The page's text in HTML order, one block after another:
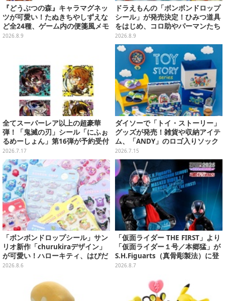
『どうぶつの森』キャラマグネッ
ツが可愛い！たぬきちやしずえな
ど全24種、ゲーム内の便箋風メモ
カード全10種も
2026.8.9
ドラえもんの「ボンボンドロップ
シール」が発売決定！ひみつ道具
をはじめ、コロ助やパーマンたち
「藤子・F・不二雄」キャラも収
録の全2種類
2026.8.9
全てスーパーレア以上の超豪華
弾！「鬼滅の刃」シール「にふぉ
るめーしょん」第16弾が予約受付
実施、胡蝶しのぶや童磨など全39
種
2026.7.17
ダイソーで「トイ・ストーリー」
グッズが発売！雑貨や収納アイテ
ム、「ANDY」のロゴ入りソック
スは文字から彼の成長を感じられ
るデザイン
2026.7.15
「ボンボンドロップシール」サン
リオ新作「churukiraデザイン」
が可愛い！ハローキティ、はぴだ
んぶいなど全8種類が順次展開
2026.8.6
「仮面ライダー THE FIRST」より
「仮面ライダー１号／本郷猛」が
S.H.Figuarts（真骨彫製法）に登
場！8月18日より予約受付開始
2026.8.7